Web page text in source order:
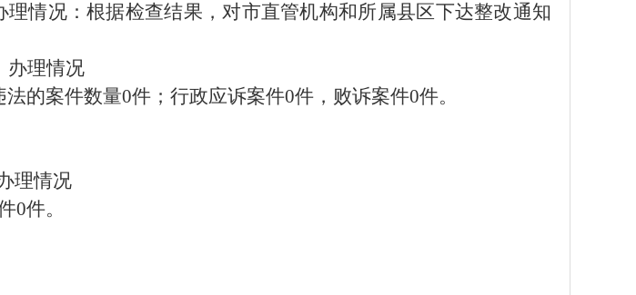
情况：根据检查结果，对市直管机构和所属县区下达整改通知
办理情况
的案件数量0件；行政应诉案件0件，败诉案件0件。
理情况
0件。